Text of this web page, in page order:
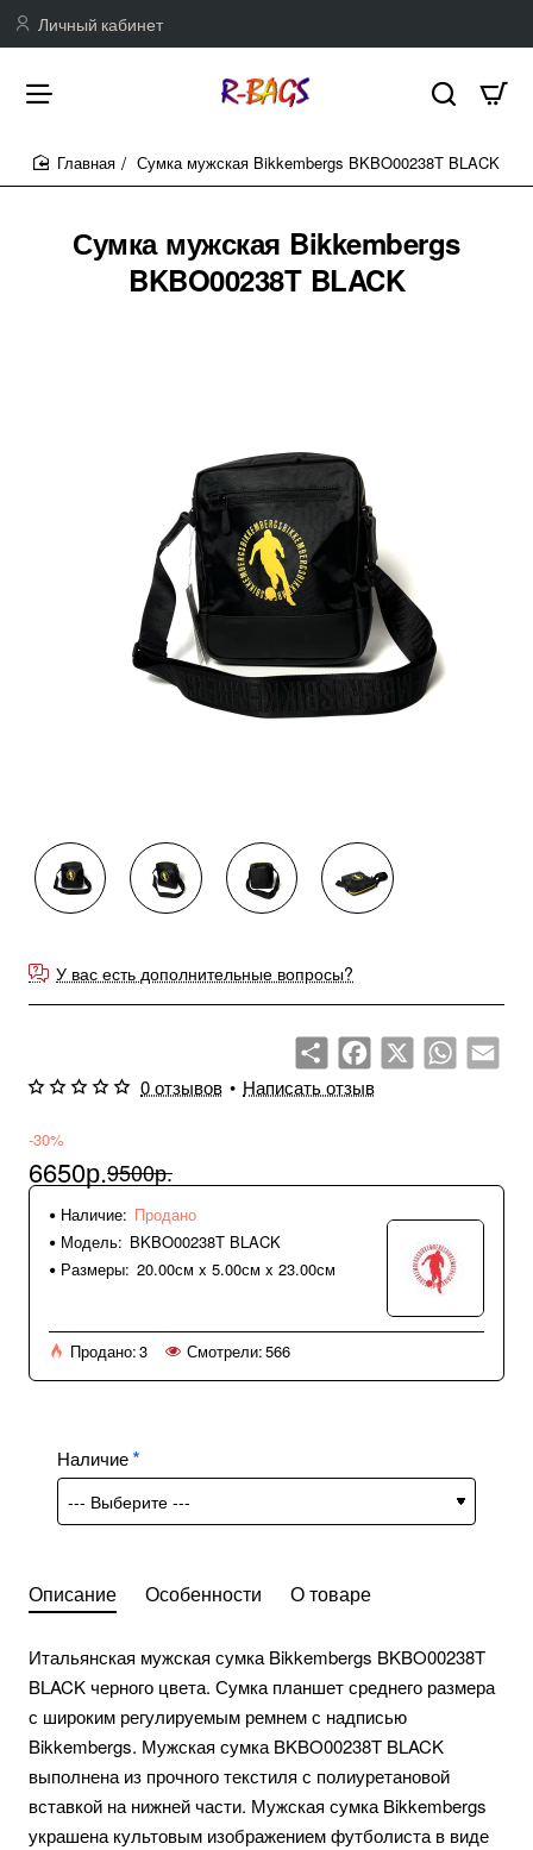
Личный кабинет
Сумка мужская Bikkembergs
BKBO00238T BLACK
Сумка мужская Bikkembergs BKBO00238T BLACK
Продано
У вас есть дополнительные вопросы?
ShareFacebook
X WhatsApp
0 отзывов • Написать отзыв
-30%
6650р.9500р.
Наличие: Продано
Модель: BKBO00238T BLACK
Размеры: 20.00см x 5.00см x 23.00см
Продано:3 Смотрели:566
Наличие
Описание Особенности О товаре
Итальянская мужская сумка Bikkembergs BKBO00238T
BLACK черного цвета. Сумка планшет среднего размера
с широким регулируемым ремнем с надписью
Bikkembergs. Мужская сумка BKBO00238T BLACK
выполнена из прочного текстиля с полиуретановой
вставкой на нижней части. Мужская сумка Bikkembergs
украшена культовым изображением футболиста в виде